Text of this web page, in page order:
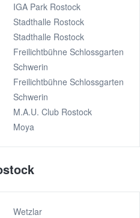
IGA Park Rostock
Stadthalle Rostock
Stadthalle Rostock
Freilichtbühne Schlossgarten
Schwerin
Freilichtbühne Schlossgarten
Schwerin
M.A.U. Club Rostock
Moya
Wetzlar